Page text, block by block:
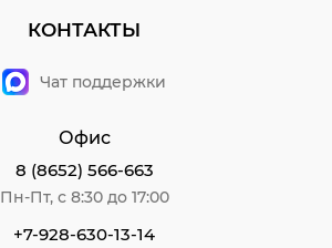
КОНТАКТЫ
Чат поддержки
Офис
8 (8652) 566-663
Пн-Пт, с 8:30 до 17:00
+7-928-630-13-14